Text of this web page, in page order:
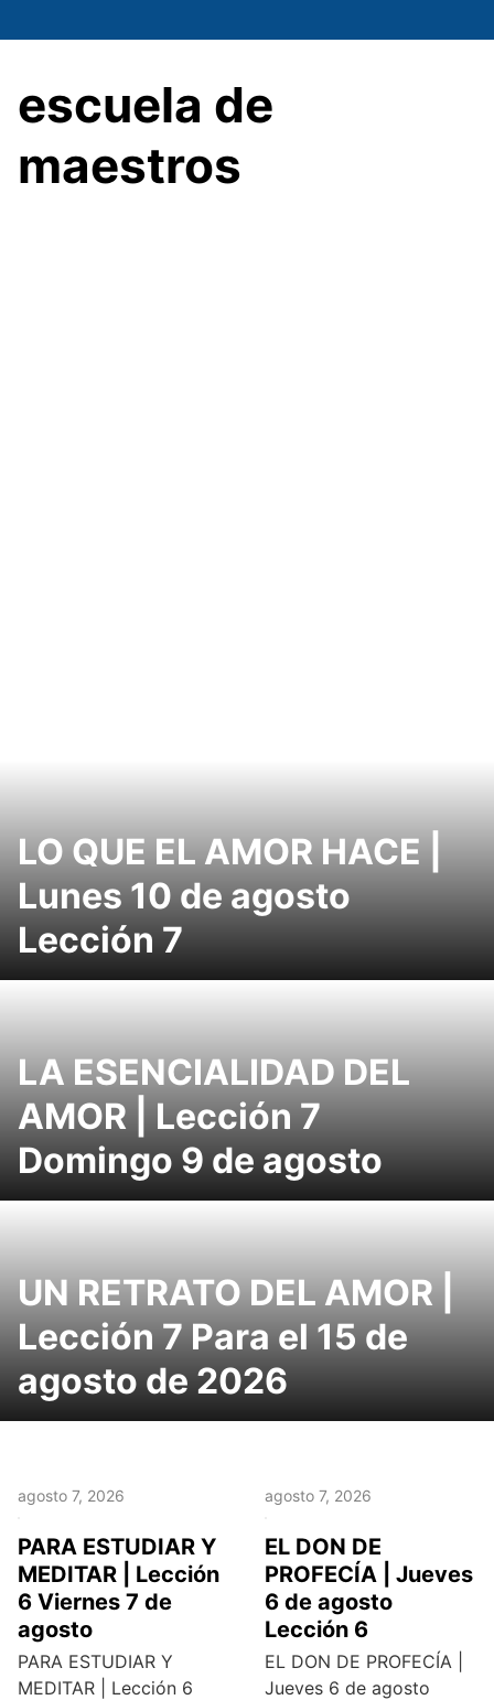
al
escuela de
maestros
LO QUE EL AMOR HACE |
Lunes 10 de agosto
Lección 7
LA ESENCIALIDAD DEL
AMOR | Lección 7
Domingo 9 de agosto
UN RETRATO DEL AMOR |
Lección 7 Para el 15 de
agosto de 2026
agosto 7, 2026
PARA ESTUDIAR Y
MEDITAR | Lección
6 Viernes 7 de
agosto
PARA ESTUDIAR Y
MEDITAR | Lección 6
agosto 7, 2026
EL DON DE
PROFECÍA | Jueves
6 de agosto
Lección 6
EL DON DE PROFECÍA |
Jueves 6 de agosto